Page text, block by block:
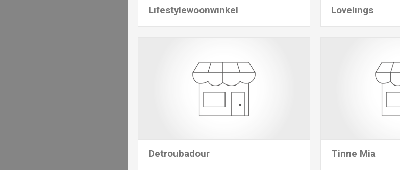
Lifestylewoonwinkel Lovelings
Detroubadour Tinne Mia